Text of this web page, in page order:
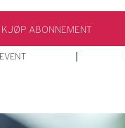
KJØP ABONNEMENT
EVENT